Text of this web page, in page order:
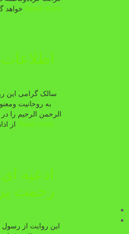
خواهد Read more
سالک گرامی این
به روحانیت
الرحمن الرحیم را
از Read more
ادعیه
رحمت